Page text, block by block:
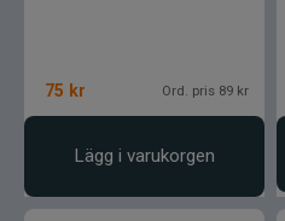
Scotty
75 kr Ord. pris 89 kr
Lägg i varukorgen